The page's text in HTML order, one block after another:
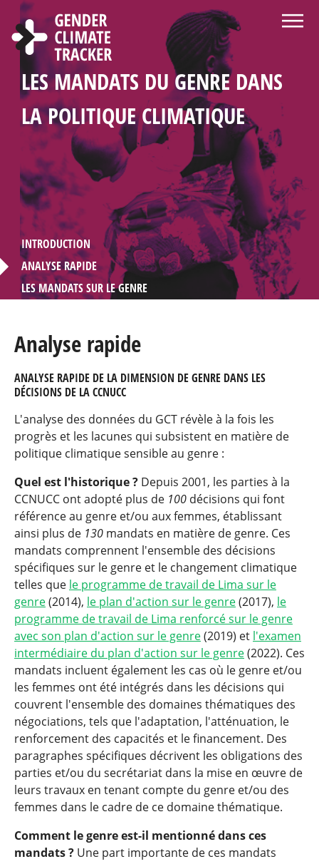
Aller au contenu principal
BIENVENUE SUR LE SITE WEB DU
GENDER CLIMATE TRACKER
Á PROPOS DE GENDER CLIMATE
TRACKER
CENTRE D'INFORMATION ET DE
RESSOURCES
CHOISISSEZ LA LANGUE
RECHERCHER
LES MANDATS DU GENRE DANS
LA POLITIQUE CLIMATIQUE
STATISTIQUES SUR LA
PARTICIPATION DES FEMMES
DANS LA DIPLOMATIE LIÉE AU
CLIMAT
PROFILES DE PAYS
INTRODUCTION
ANALYSE RAPIDE
LES MANDATS SUR LE GENRE
Analyse rapide
ANALYSE RAPIDE DE LA DIMENSION DE GENRE DANS LES
DÉCISIONS DE LA CCNUCC
L'analyse des données du GCT révèle à la fois les
progrès et les lacunes qui subsistent en matière de
politique climatique sensible au genre :
Quel est l'historique ? Depuis 2001, les parties à la
CCNUCC ont adopté plus de 100 décisions qui font
référence au genre et/ou aux femmes, établissant
ainsi plus de 130 mandats en matière de genre. Ces
mandats comprennent l'ensemble des décisions
spécifiques sur le genre et le changement climatique
telles que le programme de travail de Lima sur le
genre(2014), le plan d'action sur le genre(2017), le
programme de travail de Lima renforcé sur le genre
avec son plan d'action sur le genre(2019) et l'examen
intermédiaire du plan d'action sur le genre(2022). Ces
mandats incluent également les cas où le genre et/ou
les femmes ont été intégrés dans les décisions qui
couvrent l'ensemble des domaines thématiques des
négociations, tels que l'adaptation, l'atténuation, le
renforcement des capacités et le financement. Des
paragraphes spécifiques décrivent les obligations des
parties et/ou du secrétariat dans la mise en œuvre de
leurs travaux en tenant compte du genre et/ou des
femmes dans le cadre de ce domaine thématique.
Comment le genre est-il mentionné dans ces
mandats ? Une part importante de ces mandats